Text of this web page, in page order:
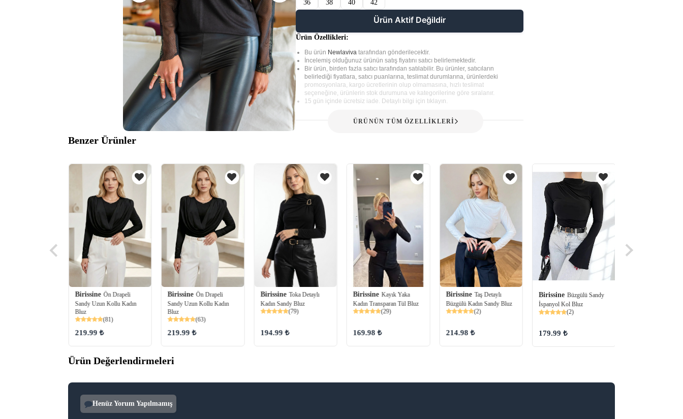
36 38 40 42
Ürün Aktif Değildir
Ürün Özellikleri:
Bu ürün Newlavivatarafından gönderilecektir.
İncelemiş olduğunuz ürünün satış fiyatını satıcı belirlemektedir.
Bir ürün, birden fazla satıcı tarafından satılabilir. Bu ürünler, satıcıların
belirlediği fiyatlara, satıcı puanlarına, teslimat durumlarına, ürünlerdeki
promosyonlara, kargo ücretlerinin olup olmamasına, hızlı teslimat
seçeneğine, ürünlerin stok durumuna ve kategorilerine göre sıralanır.
15 gün içinde ücretsiz iade. Detaylı bilgi için tıklayın.
ÜRÜNÜN TÜM ÖZELLİKLERİ
Benzer Ürünler
Birissine Ön Drapeli
Sandy Uzun Kollu Kadın
Bluz
(81)
219.99 ₺
Birissine Ön Drapeli
Sandy Uzun Kollu Kadın
Bluz
(63)
219.99 ₺
Birissine Toka Detaylı
Kadın Sandy Bluz
(79)
194.99 ₺
Birissine Kayık Yaka
Kadın Transparan Tül Bluz
(29)
169.98 ₺
Birissine Taş Detaylı
Büzgülü Kadın Sandy Bluz
(2)
214.98 ₺
Birissine Büzgülü Sandy
İspanyol Kol Bluz
(2)
179.99 ₺
Ürün Değerlendirmeleri
Henüz Yorum Yapılmamış